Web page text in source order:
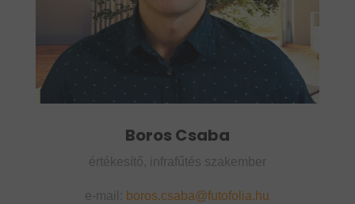
Boros Csaba
értékesítő, infrafűtés szakember
e-mail: boros.csaba@futofolia.hu